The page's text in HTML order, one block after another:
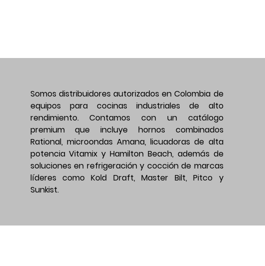
Somos distribuidores autorizados en Colombia de
equipos para cocinas industriales de alto
rendimiento. Contamos con un catálogo
premium que incluye hornos combinados
Rational, microondas Amana, licuadoras de alta
potencia Vitamix y Hamilton Beach, además de
soluciones en refrigeración y cocción de marcas
líderes como Kold Draft, Master Bilt, Pitco y
Sunkist.